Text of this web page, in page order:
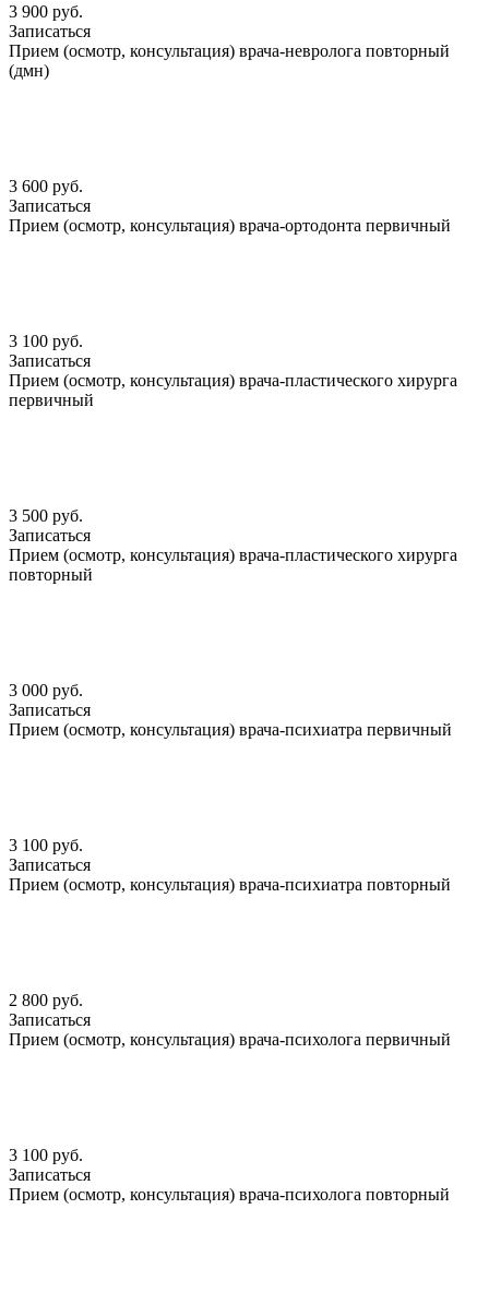
3 900 руб.
Записаться
Прием (осмотр, консультация) врача-невролога повторный
(дмн)
3 600 руб.
Записаться
Прием (осмотр, консультация) врача-ортодонта первичный
3 100 руб.
Записаться
Прием (осмотр, консультация) врача-пластического хирурга
первичный
3 500 руб.
Записаться
Прием (осмотр, консультация) врача-пластического хирурга
повторный
3 000 руб.
Записаться
Прием (осмотр, консультация) врача-психиатра первичный
3 100 руб.
Записаться
Прием (осмотр, консультация) врача-психиатра повторный
2 800 руб.
Записаться
Прием (осмотр, консультация) врача-психолога первичный
3 100 руб.
Записаться
Прием (осмотр, консультация) врача-психолога повторный